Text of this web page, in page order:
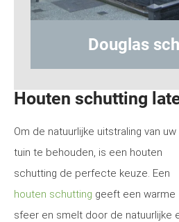
Hout-
Houten schutting
Om de natuurlijke uitstraling van uw
tuin te behouden, is een houten
schutting de perfecte keuze. Een
houten schutting geeft een warme
sfeer en smelt door de natuurlijke